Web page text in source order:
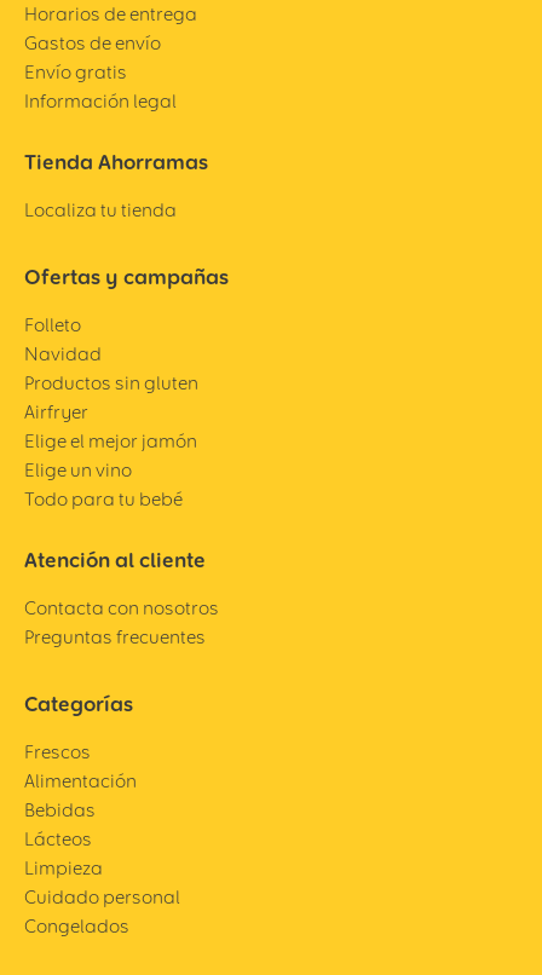
Horarios de entrega
Gastos de envío
Envío gratis
Información legal
Tienda Ahorramas
Localiza tu tienda
Ofertas y campañas
Folleto
Navidad
Productos sin gluten
Airfryer
Elige el mejor jamón
Elige un vino
Todo para tu bebé
Atención al cliente
Contacta con nosotros
Preguntas frecuentes
Categorías
Frescos
Alimentación
Bebidas
Lácteos
Limpieza
Cuidado personal
Congelados